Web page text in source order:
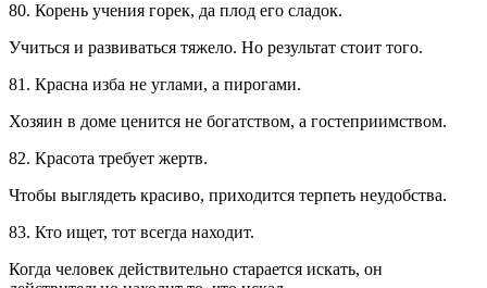
80. Корень учения горек, да плод его сладок.
Учиться и развиваться тяжело. Но результат стоит того.
81. Красна изба не углами, а пирогами.
Хозяин в доме ценится не богатством, а гостеприимством.
82. Красота требует жертв.
Чтобы выглядеть красиво, приходится терпеть неудобства.
83. Кто ищет, тот всегда находит.
Когда человек действительно старается искать, он